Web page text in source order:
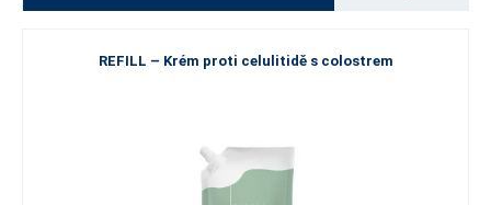
REFILL – Krém proti celulitidě s colostrem